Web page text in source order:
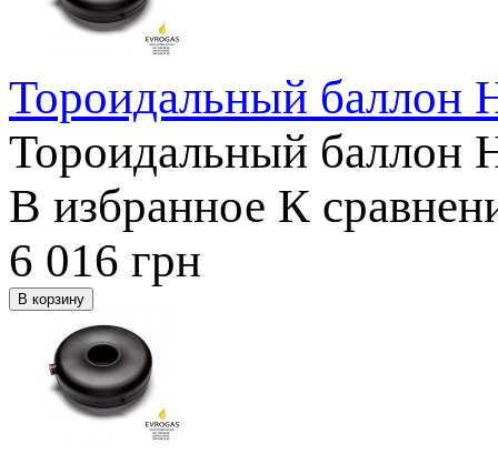
Тороидальный
Тороидальный
В избранное К
6 016 грн